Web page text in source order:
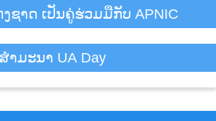
ຊາດ ເປັນຄູ່ຮ່ວມມືກັບ APNIC
ຳມະນາ UA Day